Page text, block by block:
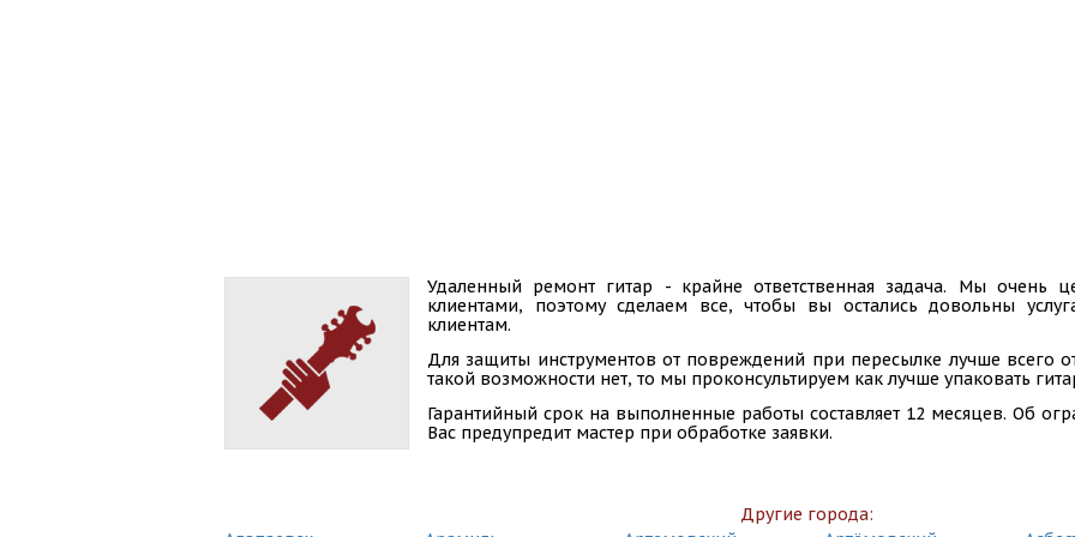
Удаленный ремонт гитар - крайне ответственная задача. Мы
клиентами, поэтому сделаем все, чтобы вы остались довольны
клиентам.
Для защиты инструментов от повреждений при пересылке лучше всего
такой возможности нет, то мы проконсультируем как лучше упаковать
Гарантийный срок на выполненные работы составляет 12 месяцев. Об
Вас предупредит мастер при обработке заявки.
Другие города: